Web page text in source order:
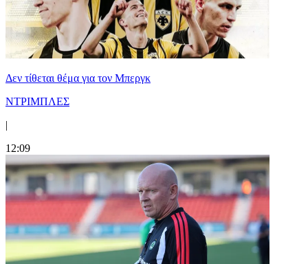
Δεν τίθεται θέμα για τον Μπεργκ
ΝΤΡΙΜΠΛΕΣ
|
12:09